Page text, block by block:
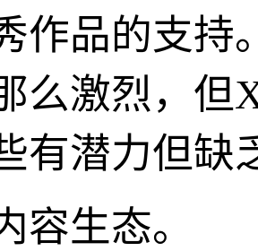
作品的支持
么激烈，但
有潜力但缺
容生态。